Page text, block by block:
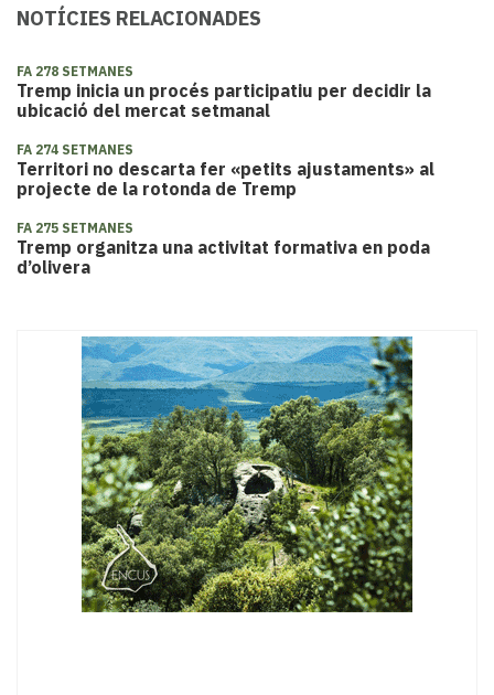
NOTÍCIES RELACIONADES
FA 278 SETMANES
Tremp inicia un procés participatiu per decidir la
ubicació del mercat setmanal
FA 274 SETMANES
Territori no descarta fer «petits ajustaments» al
projecte de la rotonda de Tremp
FA 275 SETMANES
Tremp organitza una activitat formativa en poda
d’olivera